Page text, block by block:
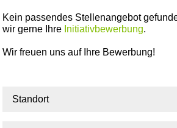
Kein passendes Stellenangebot
wir gerne Ihre Initiativbewerbung.
Wir freuen uns auf Ihre Bewerbung!
Standort